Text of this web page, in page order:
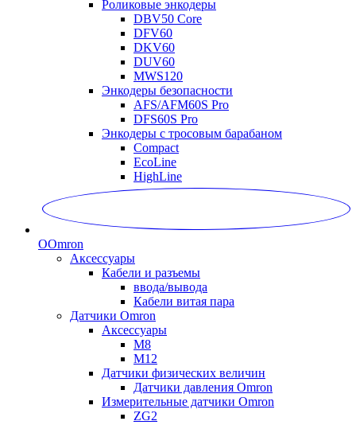
Роликовые энкодеры
DBV50 Core
DFV60
DKV60
DUV60
MWS120
Энкодеры безопасности
AFS/AFM60S Pro
DFS60S Pro
Энкодеры с тросовым барабаном
Compact
EcoLine
HighLine
OOmron
Аксессуары
Кабели и разъемы
ввода/вывода
Кабели витая пара
Датчики Omron
Аксессуары
M8
M12
Датчики физических величин
Датчики давления Omron
Измерительные датчики Omron
ZG2